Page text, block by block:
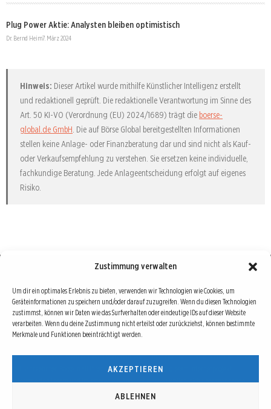
Zustimmung verwalten
Um dir ein optimales Erlebnis zu bieten, verwenden wir Technologien wie Cookies, um
Geräteinformationen zu speichern und/oder darauf zuzugreifen. Wenn du diesen Technologien
zustimmst, können wir Daten wie das Surfverhalten oder eindeutige IDs auf dieser Website
verarbeiten. Wenn du deine Zustimmung nicht erteilst oder zurückziehst, können bestimmte
Merkmale und Funktionen beeinträchtigt werden.
AKZEPTIEREN
ABLEHNEN
Plug Power Aktie: Analysten bleiben optimistisch
Dr. Bernd Heim7. März 2024
Hinweis: Dieser Artikel wurde mithilfe Künstlicher Intelligenz erstellt
und redaktionell geprüft. Die redaktionelle Verantwortung im Sinne des
Art. 50 KI-VO (Verordnung (EU) 2024/1689) trägt die boerse-
global.de GmbH. Die auf Börse Global bereitgestellten Informationen
stellen keine Anlage- oder Finanzberatung dar und sind nicht als Kauf-
oder Verkaufsempfehlung zu verstehen. Sie ersetzen keine individuelle,
fachkundige Beratung. Jede Anlageentscheidung erfolgt auf eigenes
Risiko.
Börse : lokal, international, global
Erfolgreiche Börsengeschäfte bedingen vor allem drei Dinge: Verlässliche Informationen,
richtige Interpretationen und unabhängige Informationsquellen. Diese drei Bausteine sind
auch die redaktionelle Leitlinie von Börse Global.
Hinter Börse Global steht ein Team von erfahrenen Finanzjournalisten, die zum Teil schon
seit Jahrzehnten Börse in all ihren Facetten leben und mit diesem Internetprojekt
interessierten Lesern und Investoren ein Angebot machen wollen, sich über spannende
Entwicklungen, Tendenzen, Chancen und Risiken von Börsen-Investments zu informieren.